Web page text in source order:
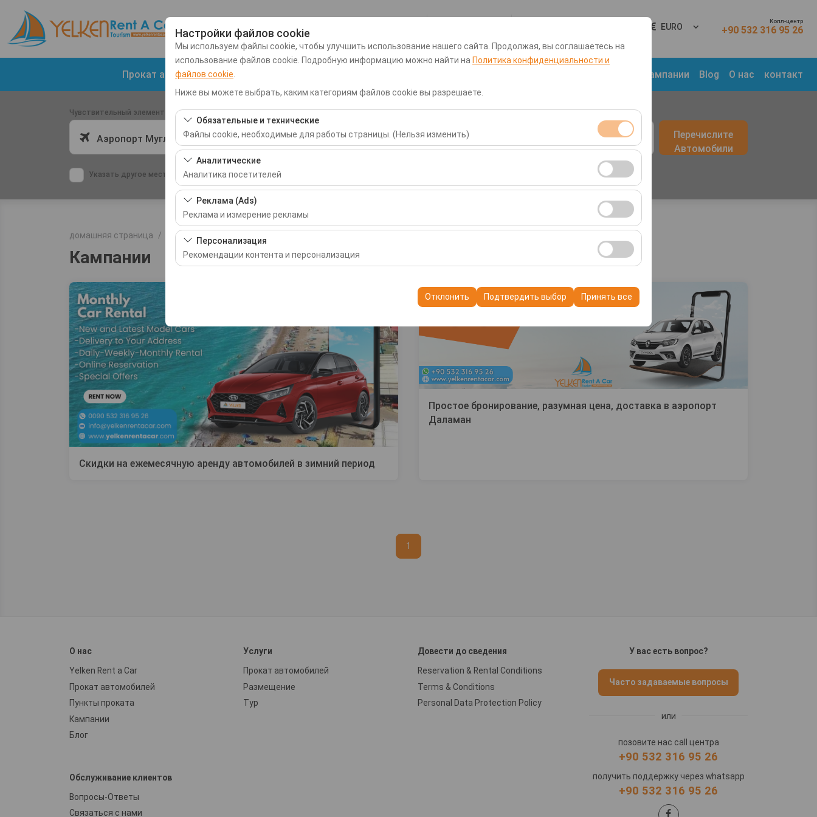
Настройки файлов cookie
Мы используем файлы cookie, чтобы улучшить использование нашего сайта. Продолжая, вы соглашаетесь на
использование файлов cookie. Подробную информацию можно найти на Политика конфиденциальности и
файлов cookie
Ниже вы можете выбрать, каким категориям файлов cookie вы разрешаете.
Обязательные и технические
Файлы cookie, необходимые для работы страницы. (Нельзя изменить)
Эти файлы cookie необходимы для корректной работы сайта, безопасности, управления сеансами и
базовых функций. Их нельзя отключить.
Аналитические
Аналитика посетителей
Эти файлы cookie позволяют нам анализировать, как используется наш сайт (количество посетителей,
самые посещаемые страницы, поведение пользователей). Эти данные используются для оценки
производительности сайта и постоянного улучшения пользовательского опыта.
Реклама (Ads)
Реклама и измерение рекламы
Эти файлы cookie позволяют показывать вам персонализированную рекламу в соответствии с вашими
интересами и измерять эффективность наших рекламных кампаний (показы, коэффициент
кликабельности).
Персонализация
Рекомендации контента и персонализация
платформе путем сохранения настроек пользовательского интерфейса, языковых предпочтений и других
Отклонить Подтвердить выбор Принять все
EURO
Колл-центр
+90 532 316 95 26
Прокат автомобилей в аэропорту Даламан Кампании Blog О нас контакт
Чувствительный элемент
Аэропорт Мугла-Даламан (DLM)
Указать другое место возврата машины
Дата и время пуска
09:00
Дата и время возврата
09:00
Перечислите
Автомобили
домашняя страница Кампании
Кампании
Скидки на ежемесячную аренду автомобилей в зимний период
Простое бронирование, разумная цена, доставка в аэропорт
Даламан
1
О нас
Yelken Rent a Car
Прокат автомобилей
Пункты проката
Кампании
Блог
Услуги
Прокат автомобилей
Размещение
Тур
Довести до сведения
Reservation & Rental Conditions
Terms & Conditions
Personal Data Protection Policy
Обслуживание клиентов
Вопросы-Ответы
Связаться с нами
У вас есть вопрос?
Часто задаваемые вопросы
или
позовите нас call центра
+90 532 316 95 26
получить поддержку через whatsapp
+90 532 316 95 26